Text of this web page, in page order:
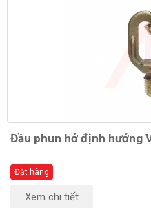
Đầu phun hở định hướng
Đặt hàng
Xem chi tiết